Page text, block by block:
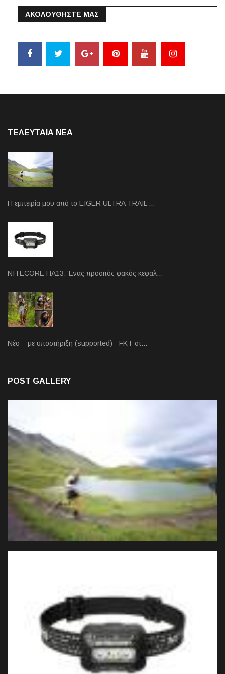
ΑΚΟΛΟΥΘΗΣΤΕ ΜΑΣ
ΤΕΛΕΥΤΑΙΑ NEA
Η εμπειρία μου από το EIGER ULTRA TRAIL …
NITECORE HA13: Ένας προσιτός φακός κεφαλ…
Νέο – με υποστήριξη (supported) - FKT στ…
POST GALLERY